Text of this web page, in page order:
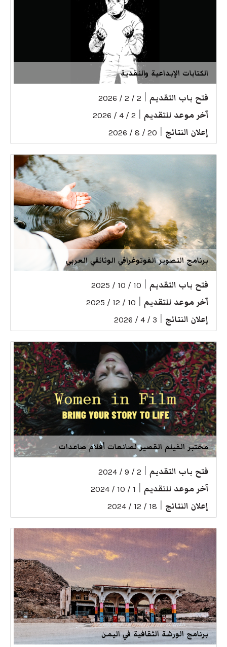
الكتابات الإبداعية والنقدية
فتح باب التقديم 2 / 2 / 2026
آخر موعد للتقديم 2 / 4 / 2026
إعلان النتائج 20 / 8 / 2026
برنامج التصوير الفوتوغرافي الوثائقي العربي
فتح باب التقديم 10 / 10 / 2025
آخر موعد للتقديم 10 / 12 / 2025
إعلان النتائج 3 / 4 / 2026
مختبر الفيلم القصير لصانعات أفلام صاعدات
فتح باب التقديم 2 / 9 / 2024
آخر موعد للتقديم 1 / 10 / 2024
إعلان النتائج 18 / 12 / 2024
برنامج الورشة الثقافية في اليمن